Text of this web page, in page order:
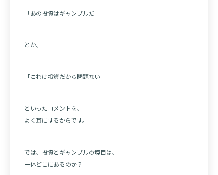
「あの投資はギャンブルだ」
とか、
「これは投資だから問題ない」
といったコメントを、
よく耳にするからです。
では、投資とギャンブルの境目は、
一体どこにあるのか？